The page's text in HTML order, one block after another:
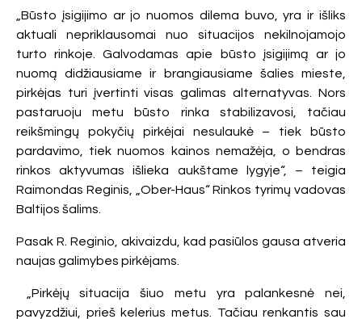
„Būsto įsigijimo ar jo nuomos dilema buvo, yra ir išliks
aktuali nepriklausomai nuo situacijos nekilnojamojo
turto rinkoje. Galvodamas apie būsto įsigijimą ar jo
nuomą didžiausiame ir brangiausiame šalies mieste,
pirkėjas turi įvertinti visas galimas alternatyvas. Nors
pastaruoju metu būsto rinka stabilizavosi, tačiau
reikšmingų pokyčių pirkėjai nesulaukė – tiek būsto
pardavimo, tiek nuomos kainos nemažėja, o bendras
rinkos aktyvumas išlieka aukštame lygyje“, – teigia
Raimondas Reginis, „Ober-Haus“ Rinkos tyrimų vadovas
Baltijos šalims.
Pasak R. Reginio, akivaizdu, kad pasiūlos gausa atveria
naujas galimybes pirkėjams.
„Pirkėjų situacija šiuo metu yra palankesnė nei,
pavyzdžiui, prieš kelerius metus. Tačiau renkantis sau